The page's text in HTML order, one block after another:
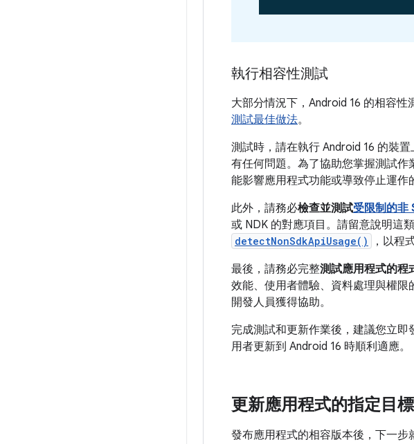
執行相容性測試
大部分情況下，Android 16 的相容
測試最佳做法。
測試時，請在執行 Android 16 的裝
有任何問題。為了協助您掌握測試作
能影響應用程式功能或導致停止運作
此外，請務必檢查並測試受限制的非
或 NDK 的對應項目。請留意說明這
detectNonSdkApiUsage()
，以程
最後，請務必完整測試應用程式的程
效能、使用者體驗、資料處理與權限
開發人員獲得協助。
完成測試和更新作業後，建議您立
用者更新到 Android 16 時順利適應。
更新應用程式的指定目
發布應用程式的相容版本後，下一步